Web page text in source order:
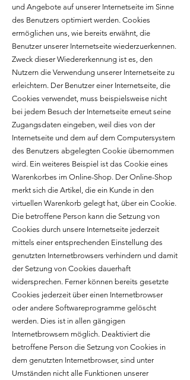
und Angebote auf unserer Internetseite im Sinne
des Benutzers optimiert werden. Cookies
ermöglichen uns, wie bereits erwähnt, die
Benutzer unserer Internetseite wiederzuerkennen.
Zweck dieser Wiedererkennung ist es, den
Nutzern die Verwendung unserer Internetseite zu
erleichtern. Der Benutzer einer Internetseite, die
Cookies verwendet, muss beispielsweise nicht
bei jedem Besuch der Internetseite erneut seine
Zugangsdaten eingeben, weil dies von der
Internetseite und dem auf dem Computersystem
des Benutzers abgelegten Cookie übernommen
wird. Ein weiteres Beispiel ist das Cookie eines
Warenkorbes im Online-Shop. Der Online-Shop
merkt sich die Artikel, die ein Kunde in den
virtuellen Warenkorb gelegt hat, über ein Cookie.
Die betroffene Person kann die Setzung von
Cookies durch unsere Internetseite jederzeit
mittels einer entsprechenden Einstellung des
genutzten Internetbrowsers verhindern und damit
der Setzung von Cookies dauerhaft
widersprechen. Ferner können bereits gesetzte
Cookies jederzeit über einen Internetbrowser
oder andere Softwareprogramme gelöscht
werden. Dies ist in allen gängigen
Internetbrowsern möglich. Deaktiviert die
betroffene Person die Setzung von Cookies in
dem genutzten Internetbrowser, sind unter
Umständen nicht alle Funktionen unserer